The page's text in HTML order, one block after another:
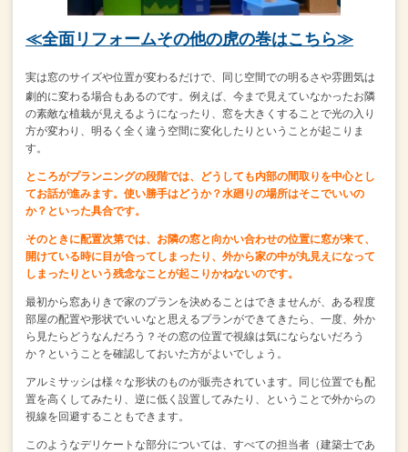
≪全面リフォームその他の虎の巻はこちら≫
実は窓のサイズや位置が変わるだけで、 同じ空間での明るさや雰囲気は
劇的に変わる場合もあるのです。 例えば、今まで見えていなかったお隣
の素敵な植栽が見えるようになったり、 窓を大きくすることで光の入り
方が変わり、 明るく全く違う空間に変化したりということが起こりま
す。
ところがプランニングの段階では、どうしても内部の間取りを中心とし
てお話が進みます。 使い勝手はどうか？水廻りの場所はそこでいいの
か？といった具合です。
そのときに配置次第では、 お隣の窓と向かい合わせの位置に窓が来て、
開けている時に目が合ってしまったり、 外から家の中が丸見えになって
しまったりという残念なことが起こりかねないのです。
最初から窓ありきで家のプランを決めることはできませんが、 ある程度
部屋の配置や形状でいいなと思えるプランができてきたら、 一度、外か
ら見たらどうなんだろう？ その窓の位置で視線は気にならないだろう
か？ ということを確認しておいた方がよいでしょう。
アルミサッシは様々な形状のものが販売されています。 同じ位置でも配
置を高くしてみたり、逆に低く設置してみたり、
ということで外からの
視線を回避することもできます。
このようなデリケートな部分については、 すべての担当者（建築士であ